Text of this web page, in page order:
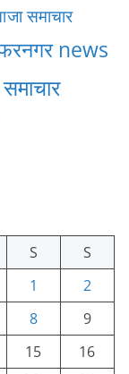
समाचार
news
समाचार
S
S
1
2
8
9
15
16